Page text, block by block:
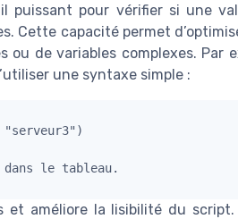
puissant pour vérifier si une
Cette capacité permet
de variables complexes. Par
une syntaxe simple :
"serveur3")
améliore la lisibilité du script.